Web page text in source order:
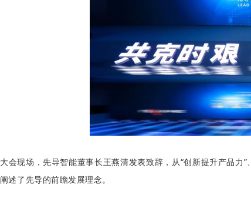
大会现场，先导智能董事长王燕清发表致辞，从“创新提升产品力
阐述了先导的前瞻发展理念。